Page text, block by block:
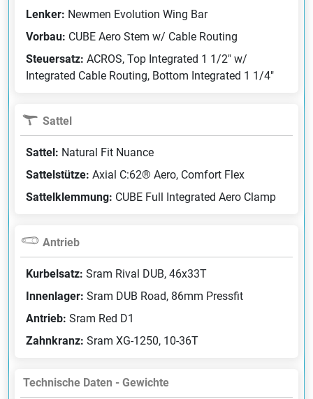
Lenker: Newmen Evolution Wing Bar
Vorbau: CUBE Aero Stem w/ Cable Routing
Steuersatz: ACROS, Top Integrated 1 1/2" w/
Integrated Cable Routing, Bottom Integrated 1 1/4"
Sattel
Sattel: Natural Fit Nuance
Sattelstütze: Axial C:62® Aero, Comfort Flex
Sattelklemmung: CUBE Full Integrated Aero Clamp
Antrieb
Kurbelsatz: Sram Rival DUB, 46x33T
Innenlager: Sram DUB Road, 86mm Pressfit
Antrieb: Sram Red D1
Zahnkranz: Sram XG-1250, 10-36T
Technische Daten - Gewichte